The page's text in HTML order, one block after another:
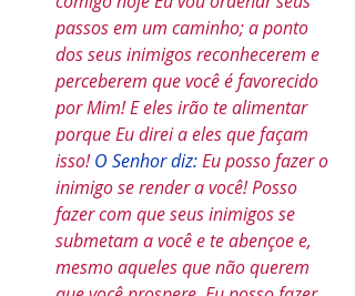
passos em um caminho; a ponto
dos seus inimigos reconhecerem e
perceberem que você é favorecido
por Mim! E eles irão te alimentar
porque Eu direi a eles que façam
isso! O Senhor diz: Eu posso fazer o
inimigo se render a você! Posso
fazer com que seus inimigos se
submetam a você e te abençoe e,
mesmo aqueles que não querem